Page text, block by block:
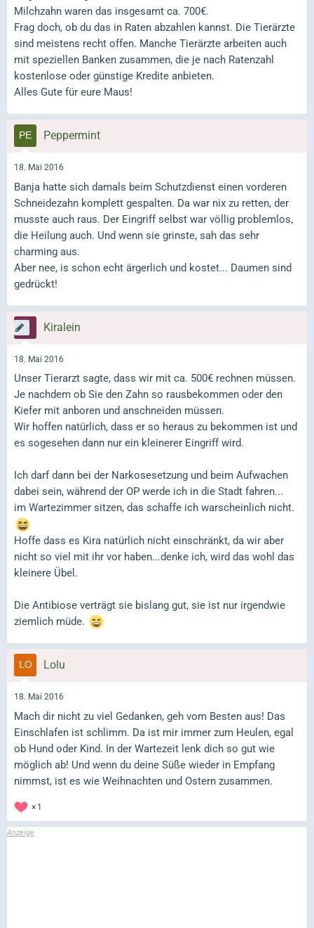
Milchzahn waren das insgesamt ca. 700€.
Frag doch, ob du das in Raten abzahlen kannst. Die Tierärzte
sind meistens recht offen. Manche Tierärzte arbeiten auch
mit speziellen Banken zusammen, die je nach Ratenzahl
kostenlose oder günstige Kredite anbieten.
Alles Gute für eure Maus!
Peppermint
18. Mai 2016
Banja hatte sich damals beim Schutzdienst einen vorderen
Schneidezahn komplett gespalten. Da war nix zu retten, der
musste auch raus. Der Eingriff selbst war völlig problemlos,
die Heilung auch. Und wenn sie grinste, sah das sehr
charming aus.
Aber nee, is schon echt ärgerlich und kostet... Daumen sind
gedrückt!
Kiralein
18. Mai 2016
Unser Tierarzt sagte, dass wir mit ca. 500€ rechnen müssen.
Je nachdem ob Sie den Zahn so rausbekommen oder den
Kiefer mit anboren und anschneiden müssen.
Wir hoffen natürlich, dass er so heraus zu bekommen ist und
es sogesehen dann nur ein kleinerer Eingriff wird.
Ich darf dann bei der Narkosesetzung und beim Aufwachen
dabei sein, während der OP werde ich in die Stadt fahren...
im Wartezimmer sitzen, das schaffe ich warscheinlich nicht.
Hoffe dass es Kira natürlich nicht einschränkt, da wir aber
nicht so viel mit ihr vor haben...denke ich, wird das wohl das
kleinere Übel.
Die Antibiose verträgt sie bislang gut, sie ist nur irgendwie
ziemlich müde.
Lolu
18. Mai 2016
Mach dir nicht zu viel Gedanken, geh vom Besten aus! Das
Einschlafen ist schlimm. Da ist mir immer zum Heulen, egal
ob Hund oder Kind. In der Wartezeit lenk dich so gut wie
möglich ab! Und wenn du deine Süße wieder in Empfang
nimmst, ist es wie Weihnachten und Ostern zusammen.
1